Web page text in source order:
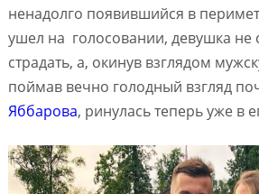
ненадолго появившийся в
ушел на голосовании, девушка не
страдать, а, окинув взглядом
поймав вечно голодный взгляд
Яббарова, ринулась теперь уже в